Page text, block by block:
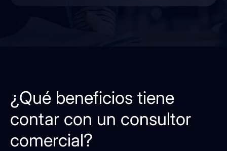
¿Qué beneficios tiene
contar con un consultor
comercial?